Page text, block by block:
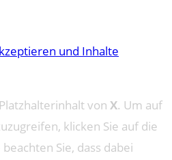
und Inhalte
von X. Um auf
klicken Sie auf die
Sie, dass dabei